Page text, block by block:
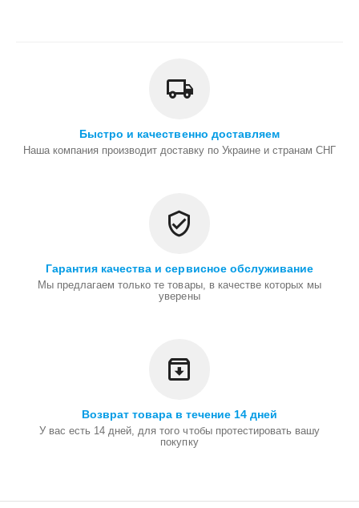
Быстро и качественно доставляем
Наша компания производит доставку по Украине и странам СНГ
Гарантия качества и сервисное обслуживание
Мы предлагаем только те товары, в качестве которых мы
уверены
Возврат товара в течение 14 дней
У вас есть 14 дней, для того чтобы протестировать вашу
покупку